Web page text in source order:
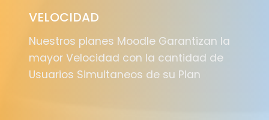
VELOCIDAD
Nuestros planes Moodle Garantizan la
mayor Velocidad con la cantidad de
Usuarios Simultaneos de su Plan